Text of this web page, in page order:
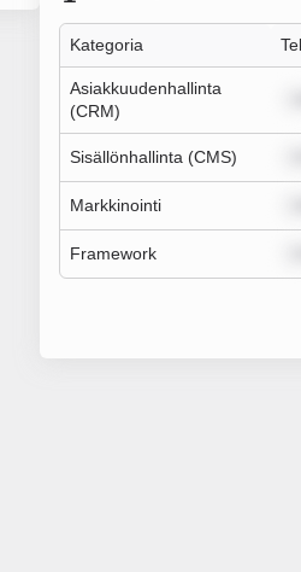
Kategoria
Asiakkuudenhallinta
(CRM)
Sisällönhallinta (CMS)
Markkinointi
Framework